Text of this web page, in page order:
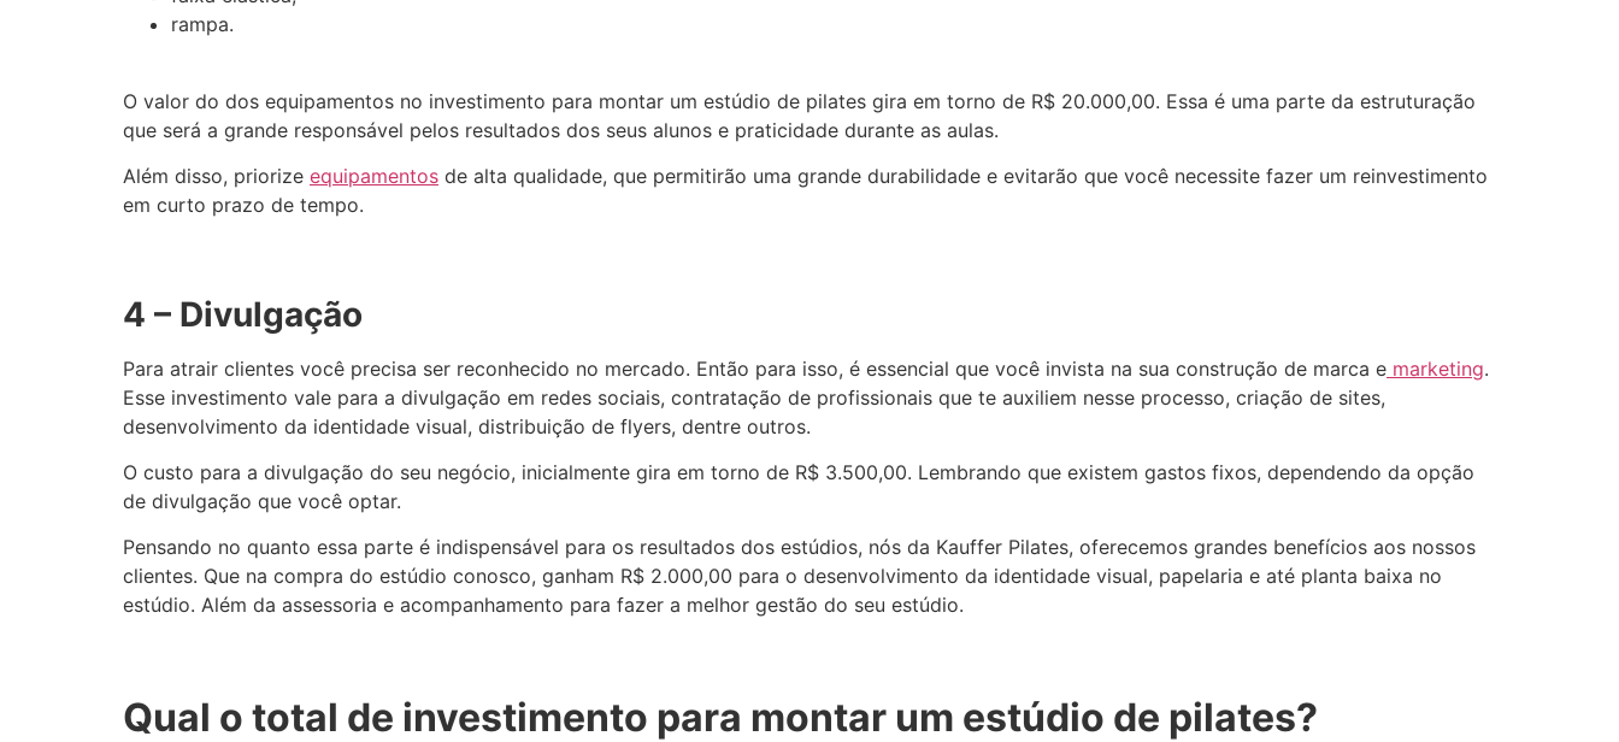
rampa.
O valor do dos equipamentos no investimento para montar um estúdio de pilates gira em torno de R$ 20.000,00. Essa é uma parte da estruturação
que será a grande responsável pelos resultados dos seus alunos e praticidade durante as aulas.
Além disso, priorize equipamentos de alta qualidade, que permitirão uma grande durabilidade e evitarão que você necessite fazer um reinvestimento
em curto prazo de tempo.
4 – Divulgação
Para atrair clientes você precisa ser reconhecido no mercado. Então para isso, é essencial que você invista na sua construção de marca e marketing.
Esse investimento vale para a divulgação em redes sociais, contratação de profissionais que te auxiliem nesse processo, criação de sites,
desenvolvimento da identidade visual, distribuição de flyers, dentre outros.
O custo para a divulgação do seu negócio, inicialmente gira em torno de R$ 3.500,00. Lembrando que existem gastos fixos, dependendo da opção
de divulgação que você optar.
Pensando no quanto essa parte é indispensável para os resultados dos estúdios, nós da Kauffer Pilates, oferecemos grandes benefícios aos nossos
clientes. Que na compra do estúdio conosco, ganham R$ 2.000,00 para o desenvolvimento da identidade visual, papelaria e até planta baixa no
estúdio. Além da assessoria e acompanhamento para fazer a melhor gestão do seu estúdio.
Qual o total de investimento para montar um estúdio de pilates?